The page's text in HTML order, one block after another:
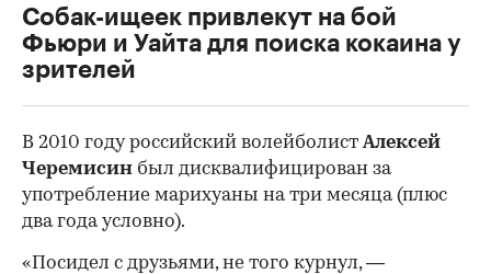
Собак-ищеек привлекут на бой
Фьюри и Уайта для поиска кокаина у
зрителей
В 2010 году российский волейболист Алексей
Черемисин был дисквалифицирован за
употребление марихуаны на три месяца (плюс
два года условно).
«Посидел с друзьями, не того курнул, —